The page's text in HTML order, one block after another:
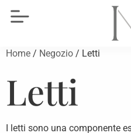
Home / Negozio / Letti
Letti
I letti sono una componente